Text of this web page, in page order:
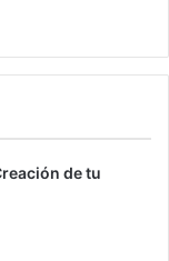
de tu